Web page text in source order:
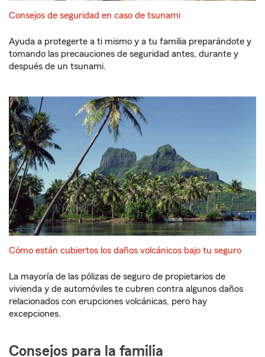
Consejos de seguridad en caso de tsunami
Ayuda a protegerte a ti mismo y a tu familia preparándote y
tomando las precauciones de seguridad antes, durante y
después de un tsunami.
Cómo están cubiertos los daños volcánicos bajo tu seguro
La mayoría de las pólizas de seguro de propietarios de
vivienda y de automóviles te cubren contra algunos daños
relacionados con erupciones volcánicas, pero hay
excepciones.
Consejos para la familia